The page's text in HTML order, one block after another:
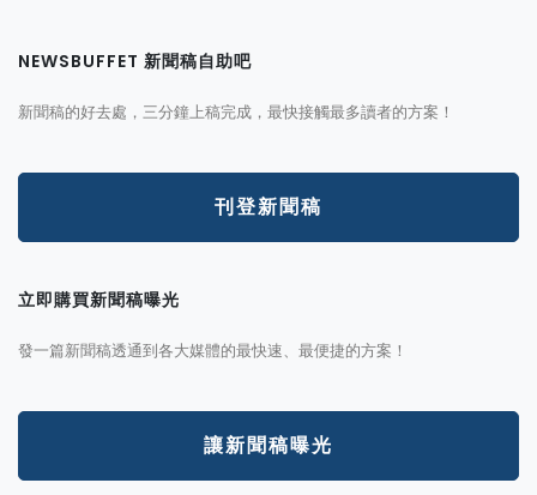
NEWSBUFFET 新聞稿自助吧
新聞稿的好去處，三分鐘上稿完成，最快接觸最多讀者的方案！
刊登新聞稿
立即購買新聞稿曝光
發一篇新聞稿透通到各大媒體的最快速、最便捷的方案！
讓新聞稿曝光